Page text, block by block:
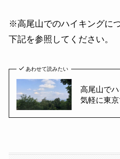
※高尾山でのハイキングに
下記を参照してください。
あわせて読みたい
高尾山で
気軽に東